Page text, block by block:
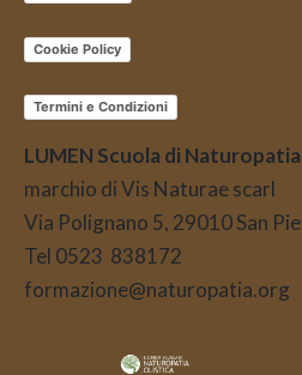
LUMEN Scuola di Naturopatia
marchio di Vis Naturae scarl
Via Polignano 5, 29010 San
Tel 0523 838172
formazione@naturopatia.org
Cookie Policy
Termini e Condizioni